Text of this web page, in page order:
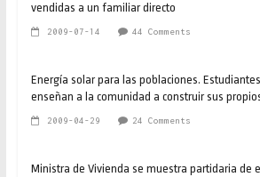
vendidas a un familiar directo
2009-07-14 44 Comments
Energía solar para las poblaciones.
enseñan a la comunidad a construir sus
2009-04-29 24 Comments
Ministra de Vivienda se muestra partidaria de